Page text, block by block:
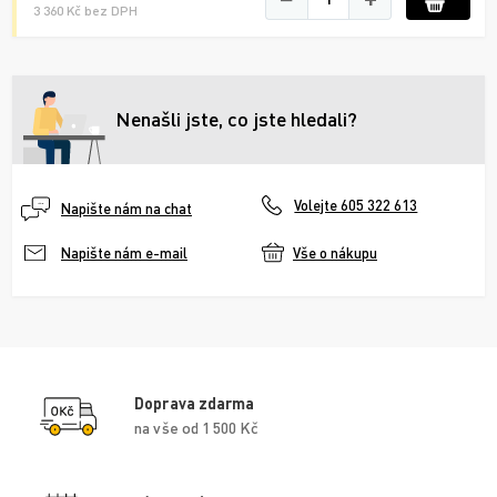
3 360 Kč bez DPH
Nenašli jste, co jste hledali?
Napište nám na chat Volejte 605 322 613
Napište nám e-mail Vše o nákupu
Doprava zdarma
na vše od 1 500 Kč